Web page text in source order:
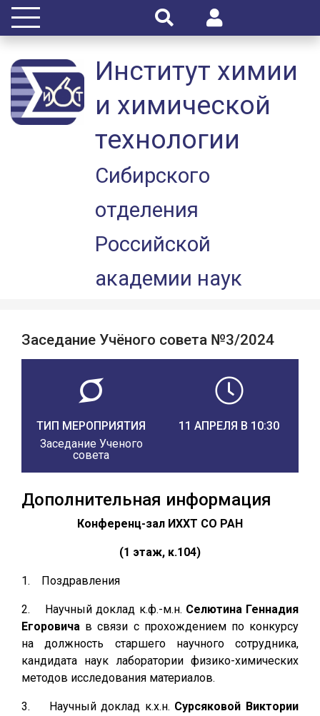
Институт химии
и химической
технологии
Сибирского
отделения
Российской
академии наук
Заседание Учёного совета №3/2024
ТИП МЕРОПРИЯТИЯ
Заседание Ученого
совета
11 АПРЕЛЯ В 10:30
Дополнительная информация
Конференц-зал ИХХТ СО РАН
(1 этаж, к.104)
1. Поздравления
2. Научный доклад к.ф.-м.н. Селютина Геннадия
Егоровича в связи с прохождением по конкурсу
на должность старшего научного сотрудника,
кандидата наук лаборатории физико-химических
методов исследования материалов.
3. Научный доклад к.х.н. Сурсяковой Виктории